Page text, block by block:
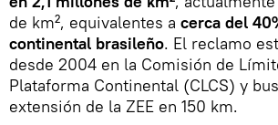
de km², equivalentes a cerca del
continental brasileño. El reclamo
desde 2004 en la Comisión de
Plataforma Continental (CLCS) y
extensión de la ZEE en 150 km.